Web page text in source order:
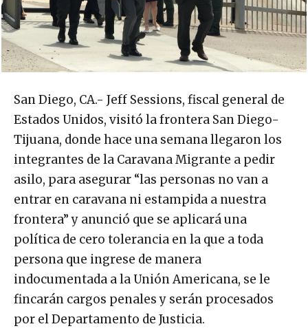
San Diego, CA.- Jeff Sessions, fiscal general de
Estados Unidos, visitó la frontera San Diego-
Tijuana, donde hace una semana llegaron los
integrantes de la Caravana Migrante a pedir
asilo, para asegurar “las personas no van a
entrar en caravana ni estampida a nuestra
frontera” y anunció que se aplicará una
política de cero tolerancia en la que a toda
persona que ingrese de manera
indocumentada a la Unión Americana, se le
fincarán cargos penales y serán procesados
por el Departamento de Justicia.